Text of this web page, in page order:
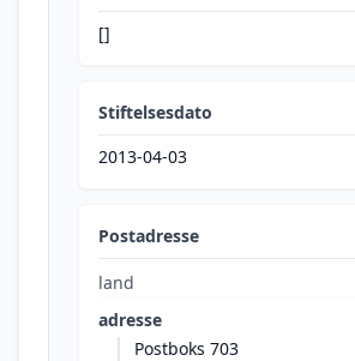
[]
Stiftelsesdato
2013-04-03
Postadresse
land
adresse
Postboks 703